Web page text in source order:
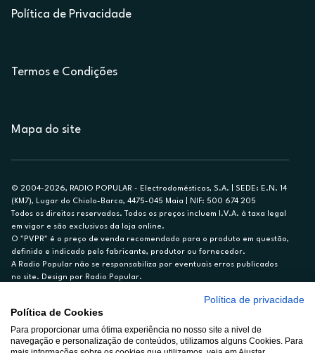
Política de Privacidade
Termos e Condições
Mapa do site
© 2004-2026, RADIO POPULAR - Electrodomésticos, S.A. | SEDE: E.N. 14
(KM7), Lugar do Chiolo-Barca, 4475-045 Maia | NIF: 500 674 205
Todos os direitos reservados. Todos os preços incluem I.V.A. à taxa legal
em vigor e são exclusivos da loja online.
O "PVPR" é o preço de venda recomendado para o produto em questão,
definido e indicado pelo fabricante, produtor ou fornecedor.
A Radio Popular não se responsabiliza por eventuais erros publicados
no site. Design por Radio Popular.
Ex. para limite de crédito de €1.500, reembolsado em 12 meses, TAN
14,79%.
Crédito sujeito a aprovação pelo Cetelem, marca BNP Paribas Personal
Política de privacidade
Política de Cookies
Para proporcionar uma ótima experiência no nosso site a nivel de
navegação e personalização de conteúdos, utilizamos alguns Cookies. Para